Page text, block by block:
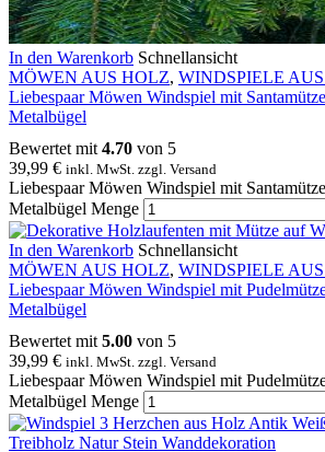
In den Warenkorb Schnellansicht
MÖWEN AUS HOLZ, WINDSPIELE
Liebespaar Möwen Windspiel mit
Metalbügel
Bewertet mit 4.70 von 5
39,99 € inkl. MwSt. zzgl. Versand
Liebespaar Möwen Windspiel mit
Metalbügel Menge
In den Warenkorb Schnellansicht
MÖWEN AUS HOLZ, WINDSPIELE
Liebespaar Möwen Windspiel mit
Metalbügel
Bewertet mit5.00 von 5
39,99 € inkl. MwSt. zzgl. Versand
Liebespaar Möwen Windspiel mit
Metalbügel Menge